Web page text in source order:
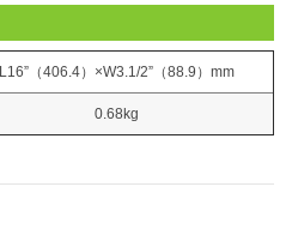
L16”（406.4）×W3.1/2”（88.9）mm
0.68kg